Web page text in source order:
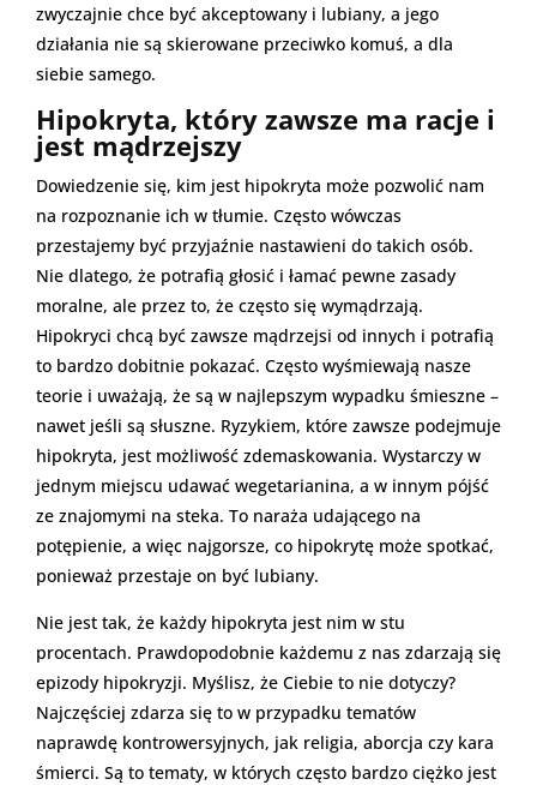
zwyczajnie chce być akceptowany i lubiany, a jego
działania nie są skierowane przeciwko komuś, a dla
siebie samego.
Hipokryta, który zawsze ma racje i
jest mądrzejszy
Dowiedzenie się, kim jest hipokryta może pozwolić nam
na rozpoznanie ich w tłumie. Często wówczas
przestajemy być przyjaźnie nastawieni do takich osób.
Nie dlatego, że potrafią głosić i łamać pewne zasady
moralne, ale przez to, że często się wymądrzają.
Hipokryci chcą być zawsze mądrzejsi od innych i potrafią
to bardzo dobitnie pokazać. Często wyśmiewają nasze
teorie i uważają, że są w najlepszym wypadku śmieszne –
nawet jeśli są słuszne. Ryzykiem, które zawsze podejmuje
hipokryta, jest możliwość zdemaskowania. Wystarczy w
jednym miejscu udawać wegetarianina, a w innym pójść
ze znajomymi na steka. To naraża udającego na
potępienie, a więc najgorsze, co hipokrytę może spotkać,
ponieważ przestaje on być lubiany.
Nie jest tak, że każdy hipokryta jest nim w stu
procentach. Prawdopodobnie każdemu z nas zdarzają się
epizody hipokryzji. Myślisz, że Ciebie to nie dotyczy?
Najczęściej zdarza się to w przypadku tematów
naprawdę kontrowersyjnych, jak religia, aborcja czy kara
śmierci. Są to tematy, w których często bardzo ciężko jest